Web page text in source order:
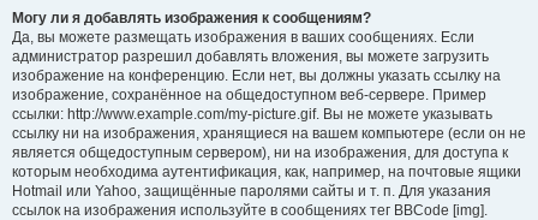
Могу ли я добавлять изображения к сообщениям?
Да, вы можете размещать изображения в ваших сообщениях. Если
администратор разрешил добавлять вложения, вы можете загрузить
изображение на конференцию. Если нет, вы должны указать ссылку на
изображение, сохранённое на общедоступном веб-сервере. Пример
ссылки: http://www.example.com/my-picture.gif. Вы не можете указывать
ссылку ни на изображения, хранящиеся на вашем компьютере (если он не
является общедоступным сервером), ни на изображения, для доступа к
которым необходима аутентификация, как, например, на почтовые ящики
Hotmail или Yahoo, защищённые паролями сайты и т. п. Для указания
ссылок на изображения используйте в сообщениях тег BBCode [img].